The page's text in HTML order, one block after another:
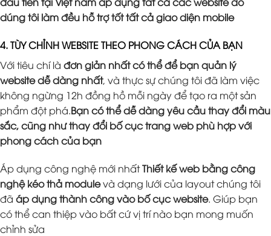
dúng tôi làm đều hỗ trợ tốt tất cả giao diện mobile
4. TÙY CHỈNH WEBSITE THEO PHONG CÁCH CỦA BẠN
Với tiêu chí là đơn giản nhất có thể để bạn quản lý
website dễ dàng nhất, và thực sự chúng tôi đã làm việc
không ngừng 12h đồng hồ mỗi ngày để tạo ra một sản
phẩm đột phá.Bạn có thể dễ dàng yêu cầu thay đổi màu
sắc, cũng như thay đổi bố cục trang web phù hợp với
phong cách của bạn
Áp dụng công nghệ mới nhấtThiết kế web bằng công
nghệ kéo thả modulevà dạng lưới của layout chúng tôi
đã áp dụng thành công vào bố cục website. Giúp bạn
có thể can thiệp vào bất cứ vị trí nào bạn mong muốn
chỉnh sửa